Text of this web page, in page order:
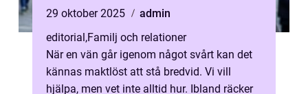
29 oktober 2025
admin
editorial,Familj och relationer
När en vän går igenom något svårt kan det
kännas maktlöst att stå bredvid. Vi vill
hjälpa, men vet inte alltid hur. Ibland räcker